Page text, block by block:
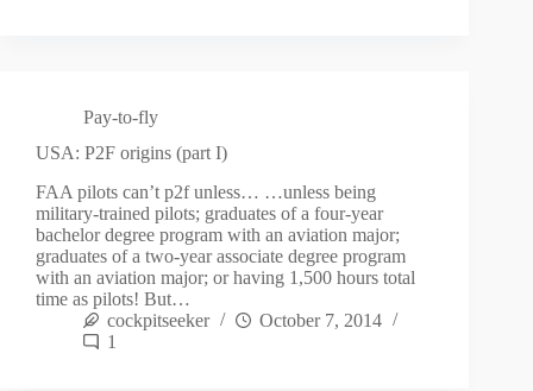
Pay-to-fly
USA: P2F origins (part I)
FAA pilots can’t p2f unless… …unless being
military-trained pilots; graduates of a four-year
bachelor degree program with an aviation major;
graduates of a two-year associate degree program
with an aviation major; or having 1,500 hours total
time as pilots! But…
cockpitseeker
October 7, 2014
1